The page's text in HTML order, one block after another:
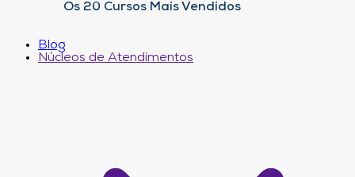
Os 20 Cursos Mais Vendidos
Blog
Núcleos de Atendimentos